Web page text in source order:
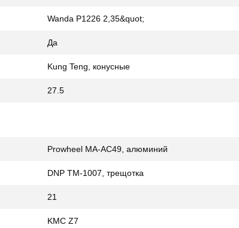
Wanda P1226 2,35&quot;
Да
Kung Teng, конусные
27.5
Prowheel MA-AC49, алюминий
DNP TM-1007, трещотка
21
KMC Z7